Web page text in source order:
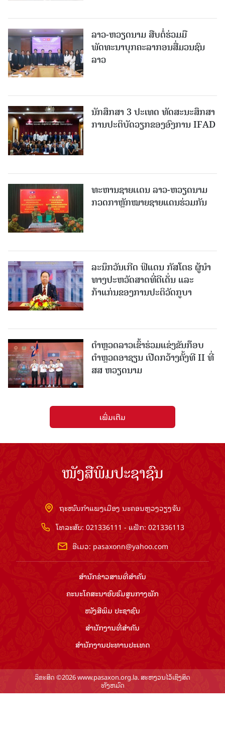
ລາວ-ຫວຽດ​ນາມ ສືບ​ຕໍ່​ຮ່ວມ​ມື
ພັດທະນາບຸກຄະລາກອນສື່ມວນຊົນ
ລາວ
ນັກສຶກສາ 3 ປະເທດ ທັດ​ສະ​ນະ​ສຶກ​ສາ
ການປະຕິບັດວຽກຂອງອົງການ IFAD
ທະຫານຊາຍເເດນ ລາວ-ຫວຽດນາມ
ກວດກາຫຼັກໝາຍຊາຍແດນຮ່ວມກັນ
ລະນຶກວັນເກີດ ຟິແດນ ກັສໂຕຣ ຜູ້ນຳ
ທາງປະຫວັດສາດທີ່ດີເດັ່ນ ແລະ
ກ້າແກ່ນຂອງການປະຕິວັດກູບາ
ຕຳຫຼວດລາວເຂົ້າຮ່ວມແຂ່ງຂັນກ໊ອບ
ຕຳຫຼວດອາຊຽນ ເປີດກວ້າງຄັ້ງທີ II ທີ່
ສສ ຫວຽດນາມ
ເພີ່ມເຕີມ
ໜັງສືພິມປະຊາຊົນ
ຖະໜົນກຳແພງເມືອງ ນະຄອນຫຼວງວຽງຈັນ
ໂທລະສັບ: 021336111 - ແຟັກ: 021336113
ອີເມວ: pasaxonn@yahoo.com
ສຳ​ນັກ​ຂ່າວ​ສານ​ທີ່​ສຳ​ຄັນ​
ຄະນະໂຄສະນາອົບຮົມ​ສູນ​ກາງ​ພັກ
ໜັງສືພິມ ປະ​ຊາ​ຊົນ
ສຳ​ນັກ​ງານ​ທີ່​ສຳ​ຄັນ
ສຳ​ນັກ​ງານ​ປະ​ທານ​ປະ​ເທດ
ລິຂະສິດ ©2026 www.pasaxon.org.la. ສະຫງວນໄວ້ເຊິງສິດ
ທັງຫມົດ